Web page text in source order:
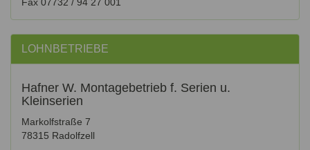
LOHNBETRIEBE
Hafner W. Montagebetrieb f. Serien u.
Kleinserien
Markolfstraße 7
78315 Radolfzell